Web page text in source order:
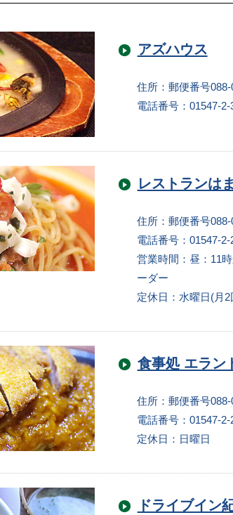
アズハウス
住所：郵便番号
電話番号：01547-2-
レストランは
住所：郵便番号
電話番号：01547-2-
営業時間：昼：11
ーダー
定休日：水曜日(月
食事処 エラン
住所：郵便番号
電話番号：01547-2-
定休日：日曜日
ドライブイン